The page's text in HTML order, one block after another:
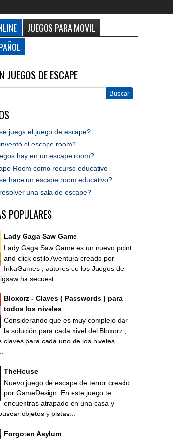
JUEGOS PARA MOVIL
JUEGOS DE ESCAPE
juega el juego de escape?
el escape room?
hay en un escape room?
Room como recurso educativo
hace un escape room educativo?
una sala de escape?
POPULARES
Lady Gaga Saw Game
Lady Gaga Saw Game es un nuevo point
and click estilo Aventura creado por
InkaGames , autores de los Juegos de
ha secuest...
Bloxorz - Claves ( Passwords ) para
todos los niveles
Considerando que es muy complejo dar
la solución para cada nivel del Bloxorz ,
claves para cada uno de los niveles.
TheHouse
Nuevo juego de escape de terror creado
por GameDesign. En este juego te
encuentras atrapado en una casa y
objetos y pistas...
Forgoten Asylum